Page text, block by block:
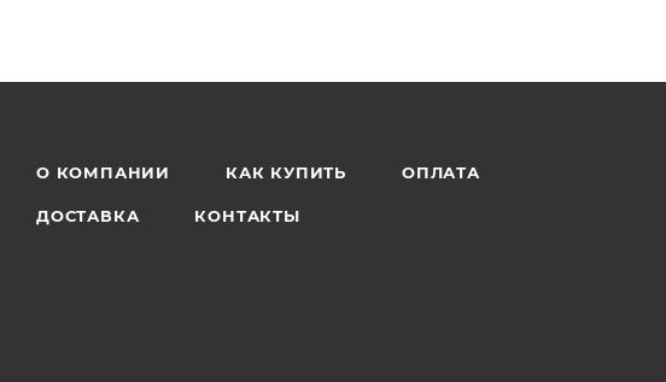
О КОМПАНИИ КАК КУПИТЬ ОПЛАТА
ДОСТАВКА КОНТАКТЫ